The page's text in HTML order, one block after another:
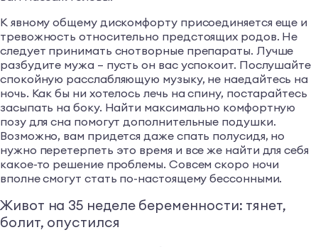
К явному общему дискомфорту присоединяется еще и
тревожность относительно предстоящих родов. Не
следует принимать снотворные препараты. Лучше
разбудите мужа – пусть он вас успокоит. Послушайте
спокойную расслабляющую музыку, не наедайтесь на
ночь. Как бы ни хотелось лечь на спину, постарайтесь
засыпать на боку. Найти максимально комфортную
позу для сна помогут дополнительные подушки.
Возможно, вам придется даже спать полусидя, но
нужно перетерпеть это время и все же найти для себя
какое-то решение проблемы. Совсем скоро ночи
вполне смогут стать по-настоящему бессонными.
Живот на 35 неделе беременности: тянет,
болит, опустился